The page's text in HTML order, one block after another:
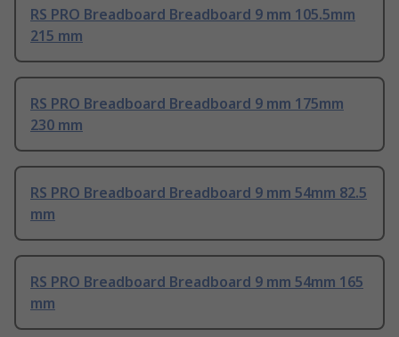
RS PRO Breadboard Breadboard 9 mm 105.5mm
215 mm
RS PRO Breadboard Breadboard 9 mm 175mm
230 mm
RS PRO Breadboard Breadboard 9 mm 54mm 82.5
mm
RS PRO Breadboard Breadboard 9 mm 54mm 165
mm